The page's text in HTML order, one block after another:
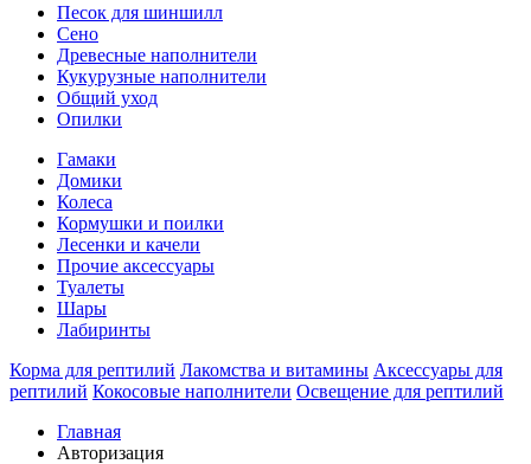
Песок для шиншилл
Сено
Древесные наполнители
Кукурузные наполнители
Общий уход
Опилки
Гамаки
Домики
Колеса
Кормушки и поилки
Лесенки и качели
Прочие аксессуары
Туалеты
Шары
Лабиринты
Корма для рептилий Лакомства и витамины Аксессуары для
рептилий Кокосовые наполнители Освещение для рептилий
Главная
Авторизация